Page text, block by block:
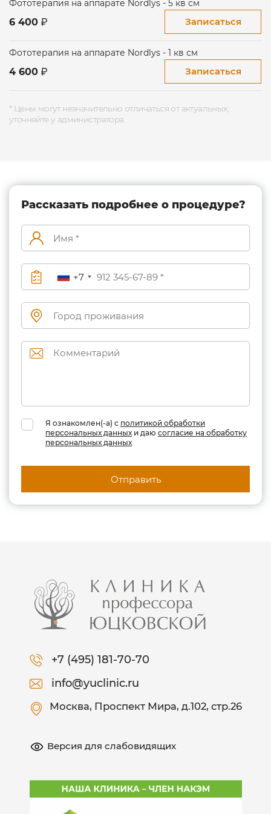
Таким образом, внимание специалиста всегда
сосредоточено на клиенте, что минимизирует риски.
волос.
Фототерапия на аппарате Nordlys - 5 кв см
6 400 Записаться
Фототерапия на аппарате Nordlys - 1 кв см
4 600 Записаться
* Цены могут незначительно отличаться от актуальных,
уточняйте у администратора.
Рассказать подробнее о процедуре?
+7
Я ознакомлен(-а) с политикой обработки
персональных данных и даю согласие на обработку
персональных данных
Отправить
+7 (495) 181-70-70
info@yuclinic.ru
Москва, Проспект Мира, д.102, стр.26
Версия для слабовидящих